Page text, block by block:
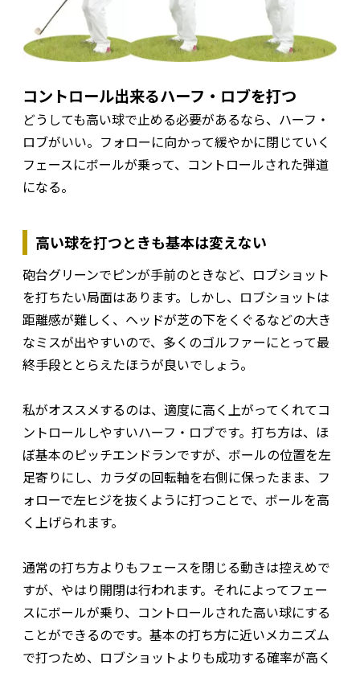
コントロール出来るハーフ・ロブを打つ
どうしても高い球で止める必要があるなら、ハーフ・
ロブがいい。フォローに向かって緩やかに閉じていく
フェースにボールが乗って、コントロールされた弾道
になる。
高い球を打つときも基本は変えない
砲台グリーンでピンが手前のときなど、ロブショット
を打ちたい局面はあります。しかし、ロブショットは
距離感が難しく、ヘッドが芝の下をくぐるなどの大き
なミスが出やすいので、多くのゴルファーにとって最
終手段ととらえたほうが良いでしょう。
私がオススメするのは、適度に高く上がってくれてコ
ントロールしやすいハーフ・ロブです。打ち方は、ほ
ぼ基本のピッチエンドランですが、ボールの位置を左
足寄りにし、カラダの回転軸を右側に保ったまま、フ
ォローで左ヒジを抜くように打つことで、ボールを高
く上げられます。
通常の打ち方よりもフェースを閉じる動きは控えめで
すが、やはり開閉は行われます。それによってフェー
スにボールが乗り、コントロールされた高い球にする
ことができるのです。基本の打ち方に近いメカニズム
で打つため、ロブショットよりも成功する確率が高く